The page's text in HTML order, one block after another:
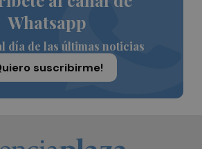
Whatsapp
día de las últimas noticias
suscribirme!